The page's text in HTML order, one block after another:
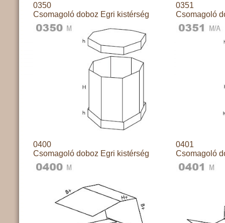
0350
Csomagoló doboz Egri kistérség
0351
Csomagoló
0400
Csomagoló doboz Egri kistérség
0401
Csomagoló